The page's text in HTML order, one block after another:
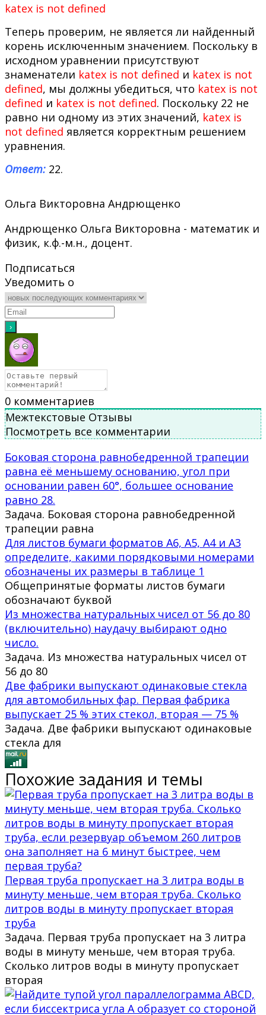
katex is not defined
Теперь проверим, не является ли найденный
корень исключенным значением. Поскольку в
исходном уравнении присутствуют
знаменатели katex is not defined и katex is not
defined, мы должны убедиться, что katex is not
defined и katex is not defined. Поскольку 22 не
равно ни одному из этих значений, katex is
not defined является корректным решением
уравнения.
Ответ: 22.
Ольга Викторовна Андрющенко
Андрющенко Ольга Викторовна - математик и
физик, к.ф.-м.н., доцент.
Подписаться
Уведомить о
0 комментариев
Межтекстовые Отзывы
Посмотреть все комментарии
Боковая сторона равнобедренной трапеции
равна её меньшему основанию, угол при
основании равен 60°, большее основание
равно 28.
Задача. Боковая сторона равнобедренной
трапеции равна
Для листов бумаги форматов А6, А5, А4 и А3
определите, какими порядковыми номерами
обозначены их размеры в таблице 1
Общепринятые форматы листов бумаги
обозначают буквой
Из множества натуральных чисел от 56 до 80
(включительно) наудачу выбирают одно
число.
Задача. Из множества натуральных чисел от
56 до 80
Две фабрики выпускают одинаковые стекла
для автомобильных фар. Первая фабрика
выпускает 25 % этих стекол, вторая — 75 %
Задача. Две фабрики выпускают одинаковые
стекла для
Похожие задания и темы
Первая труба пропускает на 3 литра воды в
минуту меньше, чем вторая труба. Сколько
литров воды в минуту пропускает вторая
труба
Задача. Первая труба пропускает на 3 литра
воды в минуту меньше, чем вторая труба.
Сколько литров воды в минуту пропускает
вторая